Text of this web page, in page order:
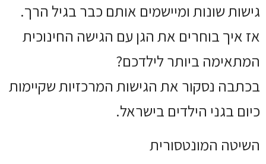
גישות שונות ומיישמים אותם כבר בגיל הרך.
אז איך בוחרים את הגן עם הגישה החינוכית
המתאימה ביותר לילדכם?
בכתבה נסקור את הגישות המרכזיות שקיימות
כיום בגני הילדים בישראל.
השיטה המונטסורית